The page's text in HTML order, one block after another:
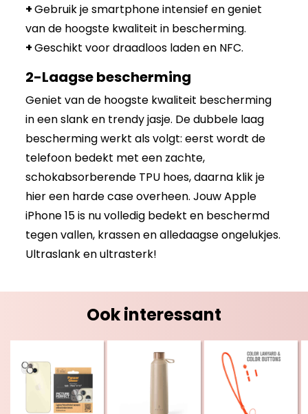
+Gebruik je smartphone intensief en geniet
van de hoogste kwaliteit in bescherming.
+Geschikt voor draadloos laden en NFC.
2-Laagse bescherming
Geniet van de hoogste kwaliteit bescherming
in een slank en trendy jasje. De dubbele laag
bescherming werkt als volgt: eerst wordt de
telefoon bedekt met een zachte,
schokabsorberende TPU hoes, daarna klik je
hier een harde case overheen. Jouw Apple
iPhone 15 is nu volledig bedekt en beschermd
tegen vallen, krassen en alledaagse ongelukjes.
Ultraslank en ultrasterk!
Ook interessant